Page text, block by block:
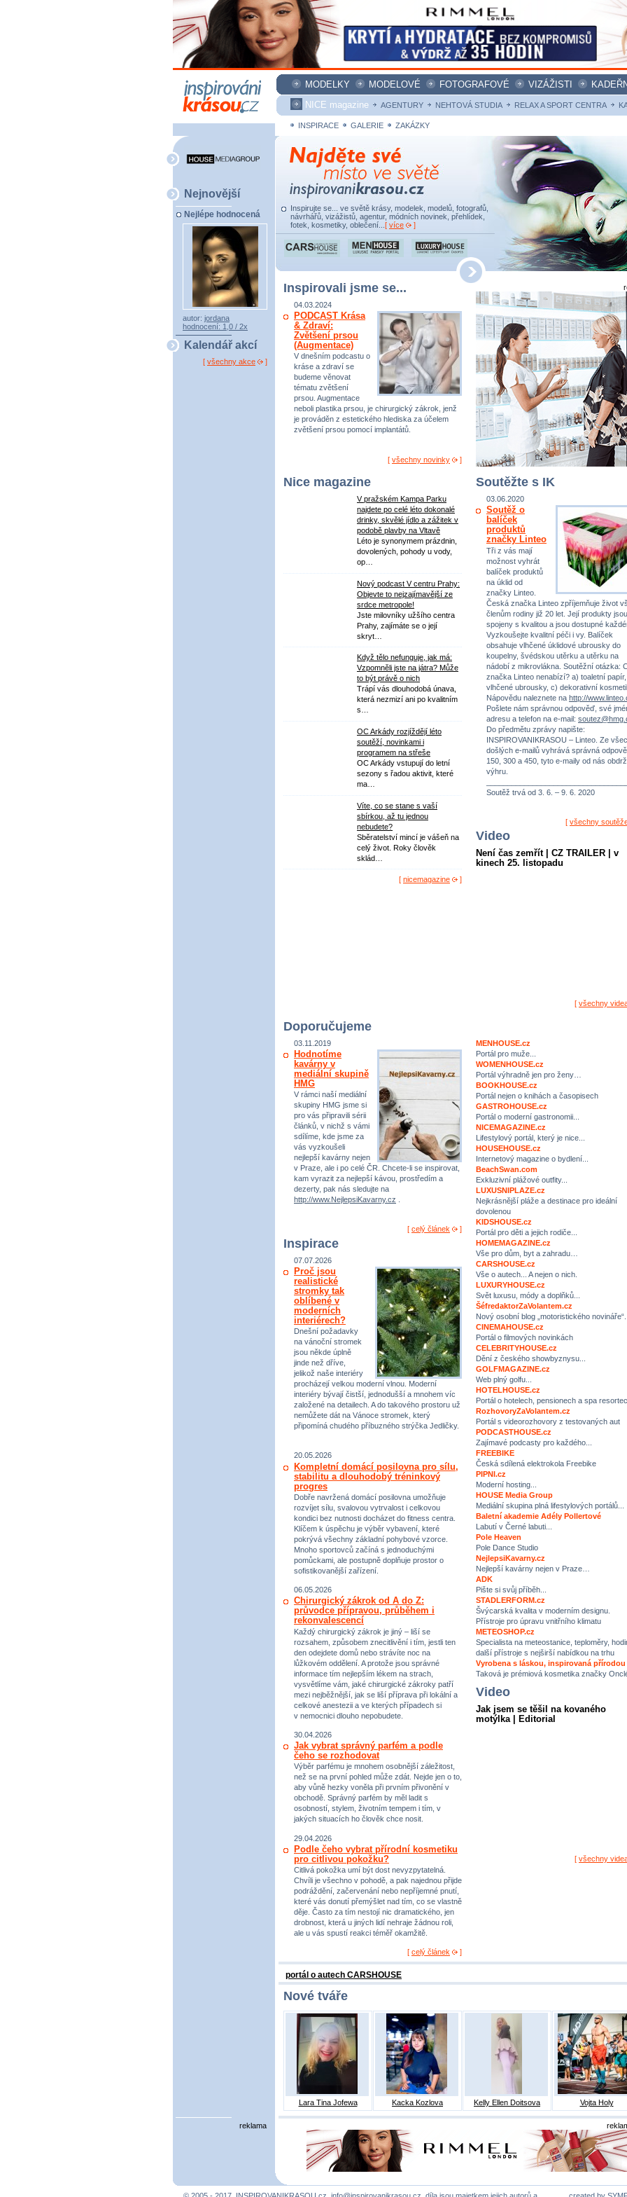
MODELKY MODELOVÉ FOTOGRAFOVÉ VIZÁŽISTI
NICE magazine
AGENTURY NEHTOVÁ STUDIA RELAX A SPORT CENTRA
INSPIRACE GALERIE ZAKÁZKY
Nejnovější
Nejlépe hodnocená
autor: jordana
hodnocení: 1,0 / 2x
Kalendář akcí
[ všechny akce ]
Inspirujte se... ve světě krásy, modelek, modelů, fotografů,
návrhářů, vizážistů, agentur, módních novinek, přehlídek,
fotek, kosmetiky, oblečení... [ více ]
Inspirovali jsme se...
04.03.2024
PODCAST Krása
& Zdraví:
Zvětšení prsou
(Augmentace)
V dnešním podcastu o
kráse a zdraví se
budeme věnovat
tématu zvětšení
prsou. Augmentace
neboli plastika prsou, je chirurgický zákrok, jenž
je prováděn z estetického hlediska za účelem
zvětšení prsou pomocí implantátů.
[ všechny novinky ]
Nice magazine
V pražském Kampa Parku
najdete po celé léto dokonalé
drinky, skvělé jídlo a zážitek v
podobě plavby na Vltavě
Léto je synonymem prázdnin,
dovolených, pohody u vody,
op…
Nový podcast V centru Prahy:
Objevte to nejzajímavější ze
srdce metropole!
Jste milovníky užšího centra
Prahy, zajímáte se o její
skryt…
Když tělo nefunguje, jak má:
Vzpomněli jste na játra? Může
to být právě o nich
Trápí vás dlouhodobá únava,
která nezmizí ani po kvalitním
s…
OC Arkády rozjíždějí léto
soutěží, novinkami i
programem na střeše
OC Arkády vstupují do letní
sezony s řadou aktivit, které
ma…
Víte, co se stane s vaší
sbírkou, až tu jednou
nebudete?
Sběratelství mincí je vášeň na
celý život. Roky člověk
sklád…
[ nicemagazine ]
Soutěžte s IK
03.06.2020
Soutěž o
balíček
produktů
značky Linteo
Tři z vás mají
možnost vyhrát
balíček produktů
na úklid od
značky Linteo.
Česká značka Linteo zpříjemňuje život
členům rodiny již 20 let. Její produkty jsou
spojeny s kvalitou a jsou dostupné
Vyzkoušejte kvalitní péči i vy. Balíček
obsahuje vlhčené úklidové ubrousky do
koupelny, švédskou utěrku a utěrku na
nádobí z mikrovlákna. Soutěžní otázka:
značka Linteo nenabízí? a) toaletní
vlhčené ubrousky, c) dekorativní
Nápovědu naleznete na http://
Pošlete nám správnou odpověď, své
adresu a telefon na e-mail:
Do předmětu zprávy napište:
INSPIROVANIKRASOU – Linteo. Ze
došlých e-mailů vyhrává správná
150, 300 a 450, tyto e-maily od nás
výhru.
Soutěž trvá od 3. 6. – 9. 6. 2020
[ všechny
Video
Není čas zemřít | CZ TRAILER | v
kinech 25. listopadu
[ všechny
Doporučujeme
03.11.2019
Hodnotíme
kavárny v
mediální skupině
HMG
V rámci naší mediální
skupiny HMG jsme si
pro vás připravili sérii
článků, v nichž s vámi
sdílíme, kde jsme za
vás vyzkoušeli
nejlepší kavárny nejen
v Praze, ale i po celé ČR. Chcete-li se inspirovat,
kam vyrazit za nejlepší kávou, prostředím a
dezerty, pak nás sledujte na
http://www.NejlepsiKavarny.cz
[ celý článek ]
Inspirace
07.07.2026
Proč jsou
realistické
stromky tak
oblíbené v
moderních
interiérech?
Dnešní požadavky
na vánoční stromek
jsou někde úplně
jinde než dříve,
jelikož naše interiéry
procházejí velkou moderní vlnou. Moderní
interiéry bývají čistší, jednodušší a mnohem víc
založené na detailech. A do takového prostoru už
nemůžete dát na Vánoce stromek, který
připomíná chudého příbuzného strýčka Jedličky.
20.05.2026
Kompletní domácí posilovna pro sílu,
stabilitu a dlouhodobý tréninkový
progres
Dobře navržená domácí posilovna umožňuje
rozvíjet sílu, svalovou vytrvalost i celkovou
kondici bez nutnosti docházet do fitness centra.
Klíčem k úspěchu je výběr vybavení, které
pokrývá všechny základní pohybové vzorce.
Mnoho sportovců začíná s jednoduchými
pomůckami, ale postupně doplňuje prostor o
sofistikovanější zařízení.
06.05.2026
Chirurgický zákrok od A do Z:
průvodce přípravou, průběhem i
rekonvalescencí
Každý chirurgický zákrok je jiný – liší se
rozsahem, způsobem znecitlivění i tím, jestli ten
den odejdete domů nebo strávíte noc na
lůžkovém oddělení. A protože jsou správné
informace tím nejlepším lékem na strach,
vysvětlíme vám, jaké chirurgické zákroky patří
mezi nejběžnější, jak se liší příprava při lokální a
celkové anestezii a ve kterých případech si
v nemocnici dlouho nepobudete.
30.04.2026
Jak vybrat správný parfém a podle
čeho se rozhodovat
Výběr parfému je mnohem osobnější záležitost,
než se na první pohled může zdát. Nejde jen o to,
aby vůně hezky voněla při prvním přivonění v
obchodě. Správný parfém by měl ladit s
osobností, stylem, životním tempem i tím, v
jakých situacích ho člověk chce nosit.
29.04.2026
Podle čeho vybrat přírodní kosmetiku
pro citlivou pokožku?
Citlivá pokožka umí být dost nevyzpytatelná.
Chvíli je všechno v pohodě, a pak najednou přijde
podráždění, začervenání nebo nepříjemné pnutí,
které vás donutí přemýšlet nad tím, co se vlastně
děje. Často za tím nestojí nic dramatického, jen
drobnost, která u jiných lidí nehraje žádnou roli,
ale u vás spustí reakci téměř okamžitě.
[ celý článek ]
MENHOUSE.cz
Portál pro muže...
WOMENHOUSE.cz
Portál výhradně jen pro ženy…
BOOKHOUSE.cz
Portál nejen o knihách a časopisech
GASTROHOUSE.cz
Portál o moderní gastronomii...
NICEMAGAZINE.cz
Lifestylový portál, který je nice...
HOUSEHOUSE.cz
Internetový magazine o bydlení...
BeachSwan.com
Exkluzivní plážové outfity...
LUXUSNIPLAZE.cz
Nejkrásnější pláže a destinace pro ideální
dovolenou
KIDSHOUSE.cz
Portál pro děti a jejich rodiče...
HOMEMAGAZINE.cz
Vše pro dům, byt a zahradu…
CARSHOUSE.cz
Vše o autech... A nejen o nich.
LUXURYHOUSE.cz
Svět luxusu, módy a doplňků...
ŠéfredaktorZaVolantem.cz
Nový osobní blog „motoristického novináře“.
CINEMAHOUSE.cz
Portál o filmových novinkách
CELEBRITYHOUSE.cz
Dění z českého showbyznysu...
GOLFMAGAZINE.cz
Web plný golfu...
HOTELHOUSE.cz
Portál o hotelech, pensionech a spa
RozhovoryZaVolantem.cz
Portál s videorozhovory z testovaných aut
PODCASTHOUSE.cz
Zajímavé podcasty pro každého...
FREEBIKE
Česká sdílená elektrokola Freebike
PIPNI.cz
Moderní hosting...
HOUSE Media Group
Mediální skupina plná lifestylových portálů...
Baletní akademie Adély Pollertové
Labutí v Černé labuti...
Pole Heaven
Pole Dance Studio
NejlepsiKavarny.cz
Nejlepší kavárny nejen v Praze…
ADK
Pište si svůj příběh...
STADLERFORM.cz
Švýcarská kvalita v moderním designu.
Přístroje pro úpravu vnitřního klimatu
METEOSHOP.cz
Specialista na meteostanice, teploměry,
další přístroje s nejširší nabídkou na trhu
Vyrobena s láskou, inspirovaná přírodou
Taková je prémiová kosmetika značky
Video
Jak jsem se těšil na kovaného
motýlka | Editorial
[ všechny
portál o autech CARSHOUSE
Nové tváře
Lara Tina Jofewa Kacka Kozlova Kelly Ellen Doitsova Vojta Holy
reklama